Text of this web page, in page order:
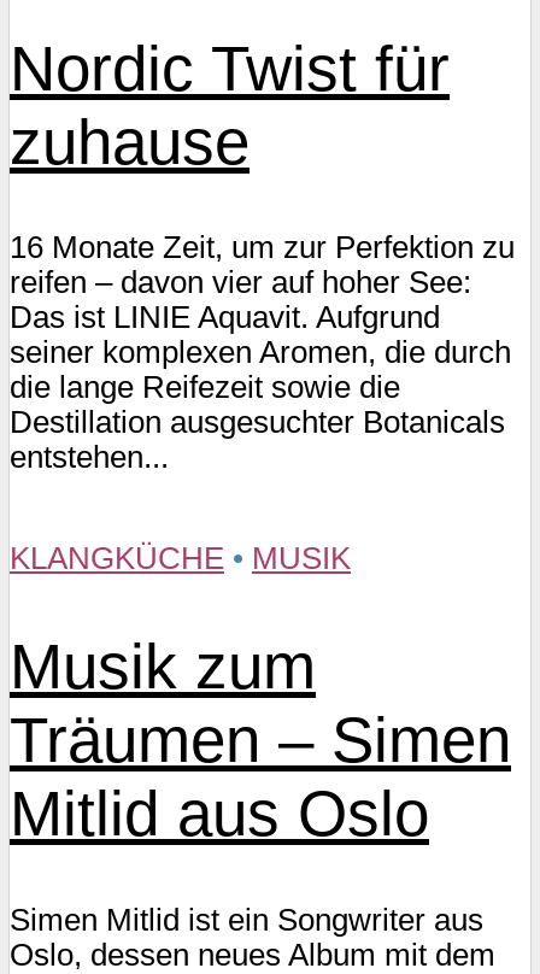
Nordic Twist für
zuhause
16 Monate Zeit, um zur Perfektion zu
reifen – davon vier auf hoher See:
Das ist LINIE Aquavit. Aufgrund
seiner komplexen Aromen, die durch
die lange Reifezeit sowie die
Destillation ausgesuchter Botanicals
entstehen...
KLANGKÜCHE • MUSIK
Musik zum
Träumen – Simen
Mitlid aus Oslo
Simen Mitlid ist ein Songwriter aus
Oslo, dessen neues Album mit dem